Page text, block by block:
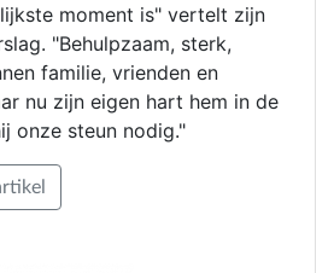
moment is" vertelt zijn
"Behulpzaam, sterk,
familie, vrienden en
nu zijn eigen hart hem in de
onze steun nodig."